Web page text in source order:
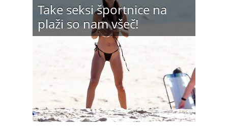
Take seksi športnice na
plaži so nam všeč!